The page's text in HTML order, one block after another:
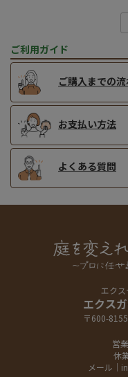
ご利用ガイド
ご購入までの
お支払い方法
よくある質問
エク
エクス
〒600-
営
休
メール｜